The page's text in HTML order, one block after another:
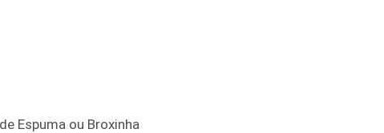
Espuma ou Broxinha